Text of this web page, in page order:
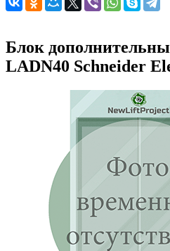
Блок
LADN40 Schneider